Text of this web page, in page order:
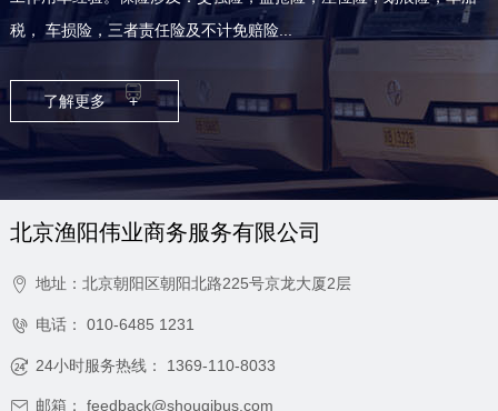
税， 车损险，三者责任险及不计免赔险...
了解更多 +
北京渔阳伟业商务服务有限公司
 地址：北京朝阳区朝阳北路225号京龙大厦2层
 电话： 010-6485 1231
 24小时服务热线： 1369-110-8033
 邮箱： feedback@shouqibus.com